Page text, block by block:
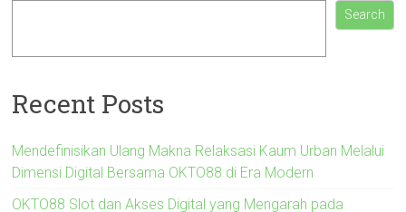
Search
Recent Posts
Mendefinisikan Ulang Makna Relaksasi Kaum Urban Melalui
Dimensi Digital Bersama OKTO88 di Era Modern
OKTO88 Slot dan Akses Digital yang Mengarah pada